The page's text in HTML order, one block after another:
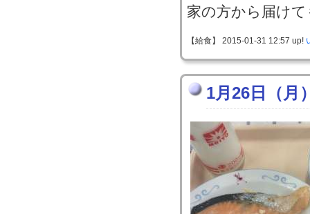
家の方から届け
【給食】 2015-01-31 12:57 up!
1月26日（月